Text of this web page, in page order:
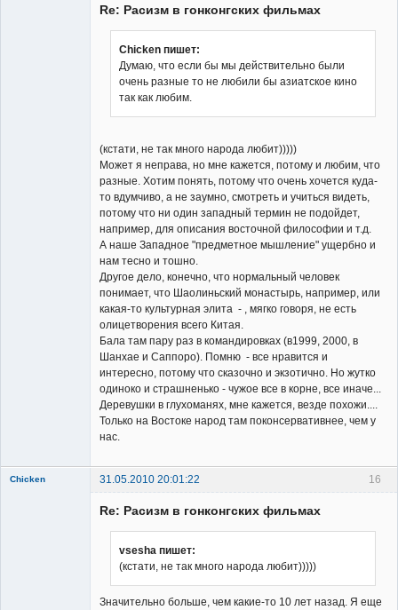
Re: Расизм в гонконгских фильмах
Chicken пишет:
Думаю, что если бы мы действительно были
очень разные то не любили бы азиатское кино
так как любим.
(кстати, не так много народа любит)))))
Может я неправа, но мне кажется, потому и любим, что
разные. Хотим понять, потому что очень хочется куда-
то вдумчиво, а не заумно, смотреть и учиться видеть,
потому что ни один западный термин не подойдет,
например, для описания восточной философии и т.д.
А наше Западное "предметное мышление" ущербно и
нам тесно и тошно.
Другое дело, конечно, что нормальный человек
понимает, что Шаолиньский монастырь, например, или
какая-то культурная элита - , мягко говоря, не есть
олицетворения всего Китая.
Бала там пару раз в командировках (в1999, 2000, в
Шанхае и Саппоро). Помню - все нравится и
интересно, потому что сказочно и экзотично. Но жутко
одиноко и страшненько - чужое все в корне, все иначе...
Деревушки в глухоманях, мне кажется, везде похожи....
Только на Востоке народ там поконсервативнее, чем у
нас.
16
Chicken
31.05.2010 20:01:22
Re: Расизм в гонконгских фильмах
vsesha пишет:
(кстати, не так много народа любит)))))
Значительно больше, чем какие-то 10 лет назад. Я еще